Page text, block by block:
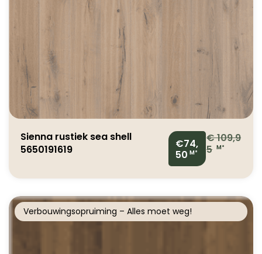
Sienna rustiek sea shell
5650191619
€74,
50 M²
€109,9
5 M²
Verbouwingsopruiming – Alles moet weg!